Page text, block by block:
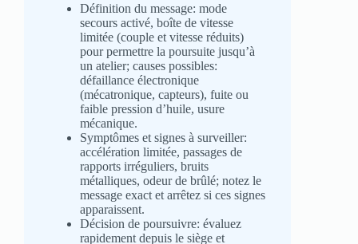
Définition du message: mode
secours activé, boîte de vitesse
limitée (couple et vitesse réduits)
pour permettre la poursuite jusqu’à
un atelier; causes possibles:
défaillance électronique
(mécatronique, capteurs), fuite ou
faible pression d’huile, usure
mécanique.
Symptômes et signes à surveiller:
accélération limitée, passages de
rapports irréguliers, bruits
métalliques, odeur de brûlé; notez le
message exact et arrêtez si ces signes
apparaissent.
Décision de poursuivre: évaluez
rapidement depuis le siège et